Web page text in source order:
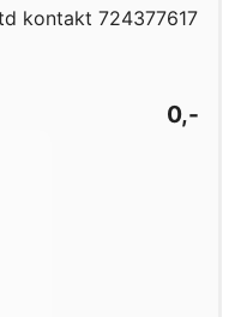
kontakt 724377617
0,-